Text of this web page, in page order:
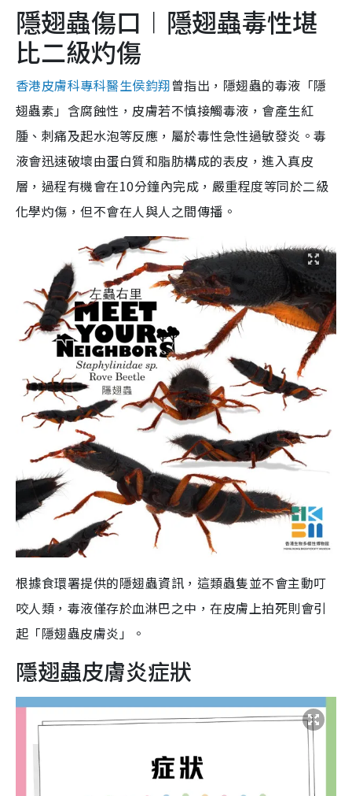
隱翅蟲傷口︱隱翅蟲毒性堪
比二級灼傷
香港皮膚科專科醫生侯鈞翔曾指出，隱翅蟲的毒液「隱
翅蟲素」含腐蝕性，皮膚若不慎接觸毒液，會產生紅
腫、刺痛及起水泡等反應，屬於毒性急性過敏發炎。毒
液會迅速破壞由蛋白質和脂肪構成的表皮，進入真皮
層，過程有機會在10分鐘內完成，嚴重程度等同於二級
化學灼傷，但不會在人與人之間傳播。
根據食環署提供的隱翅蟲資訊，這類蟲隻並不會主動叮
咬人類，毒液僅存於血淋巴之中，在皮膚上拍死則會引
起「隱翅蟲皮膚炎」。
隱翅蟲皮膚炎症狀